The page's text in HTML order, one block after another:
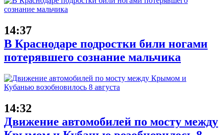
14:37
В Краснодаре подростки били ногами
потерявшего сознание мальчика
14:32
Движение автомобилей по мосту между